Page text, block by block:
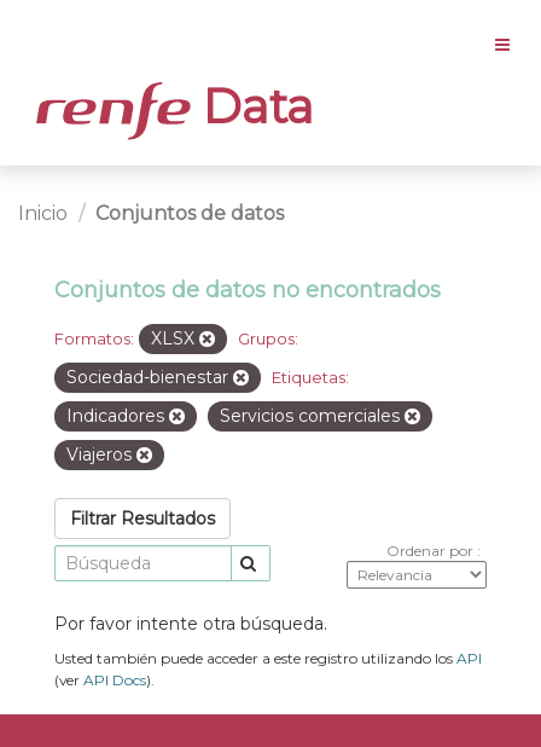
Data
Inicio Conjuntos de datos
Conjuntos de datos no encontrados
Formatos: XLSX Grupos:
Sociedad-bienestar Etiquetas:
Indicadores
Servicios comerciales
Viajeros
Filtrar Resultados
Ordenar por
Por favor intente otra búsqueda.
Usted también puede acceder a este registro utilizando los API
(ver API Docs).